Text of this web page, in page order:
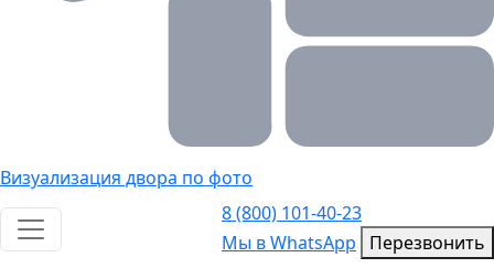
Визуализация двора по фото
Toggle navigation
8 (800) 101-40-23
Мы в WhatsApp
Мы в WhatsApp
Перезвонить